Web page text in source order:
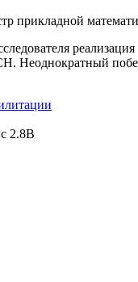
исследователя
2.8В